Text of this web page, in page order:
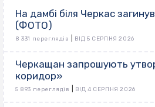
На дамбі біля Черкас
(ФОТО)
8 331 переглядів ВІД 5 СЕРПНЯ 2026
Черкащан запрошують
коридор»
5 893 переглядів ВІД 4 СЕРПНЯ 2026